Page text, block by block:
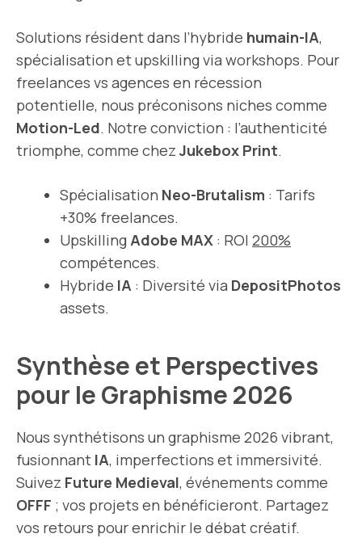
Solutions résident dans l’hybride humain-IA,
spécialisation et upskilling via workshops. Pour
freelances vs agences en récession
potentielle, nous préconisons niches comme
Motion-Led. Notre conviction : l’authenticité
triomphe, comme chezJukebox Print.
Spécialisation Neo-Brutalism : Tarifs
+30% freelances.
Upskilling Adobe MAX : ROI 200%
compétences.
Hybride IA : Diversité via DepositPhotos
assets.
Synthèse et Perspectives
pour le Graphisme 2026
Nous synthétisons un graphisme 2026 vibrant,
fusionnant IA, imperfections et immersivité.
Suivez Future Medieval, événements comme
OFFF ; vos projets en bénéficieront. Partagez
vos retours pour enrichir le débat créatif.